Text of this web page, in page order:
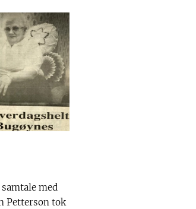
nord har vært
sagt så mye
med
Petterson tok